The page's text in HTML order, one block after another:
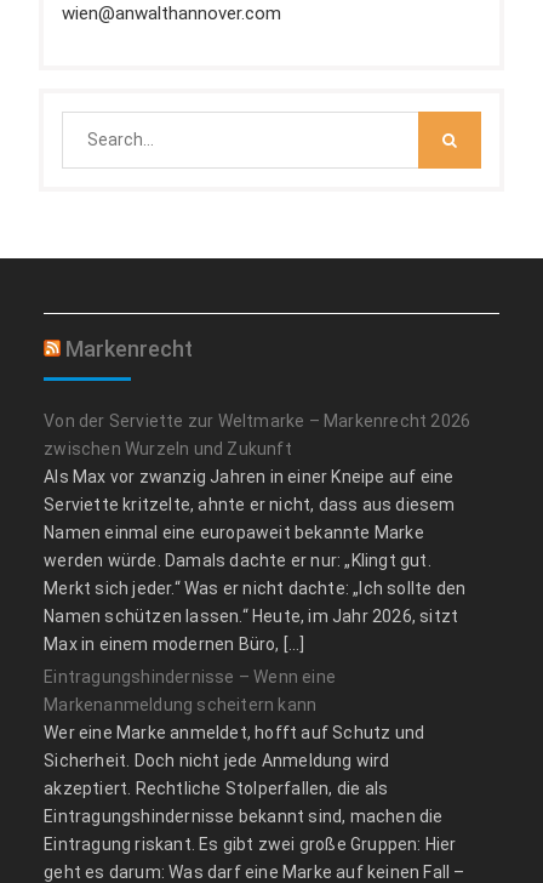
wien@anwalthannover.com
Markenrecht
Von der Serviette zur Weltmarke – Markenrecht 2026
zwischen Wurzeln und Zukunft
Als Max vor zwanzig Jahren in einer Kneipe auf eine
Serviette kritzelte, ahnte er nicht, dass aus diesem
Namen einmal eine europaweit bekannte Marke
werden würde. Damals dachte er nur: „Klingt gut.
Merkt sich jeder.“ Was er nicht dachte: „Ich sollte den
Namen schützen lassen.“ Heute, im Jahr 2026, sitzt
Max in einem modernen Büro, […]
Eintragungshindernisse – Wenn eine
Markenanmeldung scheitern kann
Wer eine Marke anmeldet, hofft auf Schutz und
Sicherheit. Doch nicht jede Anmeldung wird
akzeptiert. Rechtliche Stolperfallen, die als
Eintragungshindernisse bekannt sind, machen die
Eintragung riskant. Es gibt zwei große Gruppen: Hier
geht es darum: Was darf eine Marke auf keinen Fall –